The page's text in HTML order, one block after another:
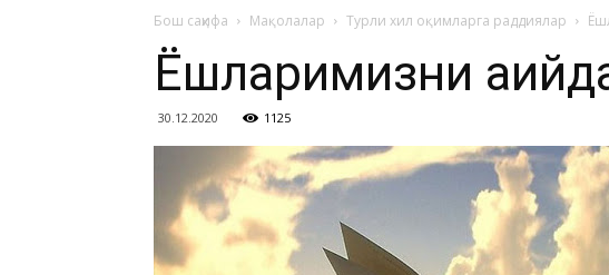
Бош саҳифа Мақолалар Турли хил оқимларга раддиялар
Ёшларимизни
30.12.2020 1125